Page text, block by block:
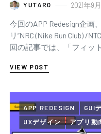
YUTARO 2021年9
今回のAPP Redesign企画
リ”NRC (Nike Run Club) /
回の記事では、「フィッ
VIEW POST
APP REDESIGN GUI
UXデザイン
アプリ動